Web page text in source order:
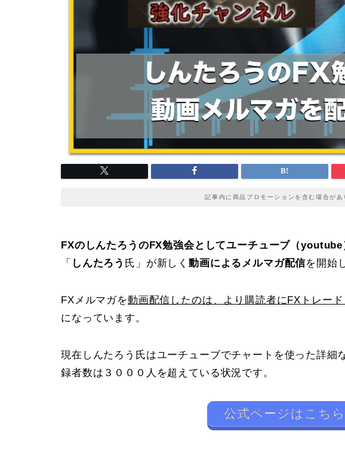
記事内に商品プロモーションを含む場合があ
FXのしんたろうのFX勉強会としてユーチューブ（
「 しんたろう 氏」が新しく動画によるメルマガ配信を開始
FXメルマガを動画配信したのは、より購読者にFXトレー
になっています。
現在しんたろう氏はユーチューブでチャートを使った詳細
録者数は３０００人を超えている状況です。
公式ページはこちら